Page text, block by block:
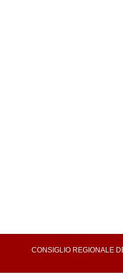
CONSIGLIO REGIONALE